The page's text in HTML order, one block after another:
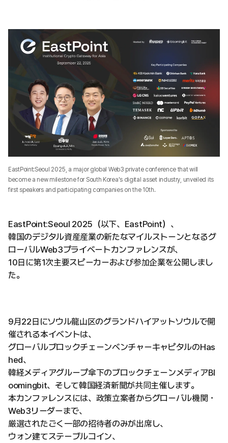
EastPoint:Seoul 2025, a major global Web3 private conference that will
become a new milestone for South Korea's digital asset industry, unveiled its
first speakers and participating companies on the 10th.
EastPoint:Seoul 2025（以下、EastPoint）、
韓国のデジタル資産産業の新たなマイルストーンとなるグ
ローバルWeb3プライベートカンファレンスが、
10日に第1次主要スピーカーおよび参加企業を公開しまし
た。
9月22日にソウル龍山区のグランドハイアットソウルで開
催される本イベントは、
グローバルブロックチェーンベンチャーキャピタルのHas
hed、
韓経メディアグループ傘下のブロックチェーンメディアBl
oomingbit、そして韓国経済新聞が共同主催します。
本カンファレンスには、政策立案者からグローバル機関・
Web3リーダーまで、
厳選されたごく一部の招待者のみが出席し、
ウォン建てステーブルコイン、